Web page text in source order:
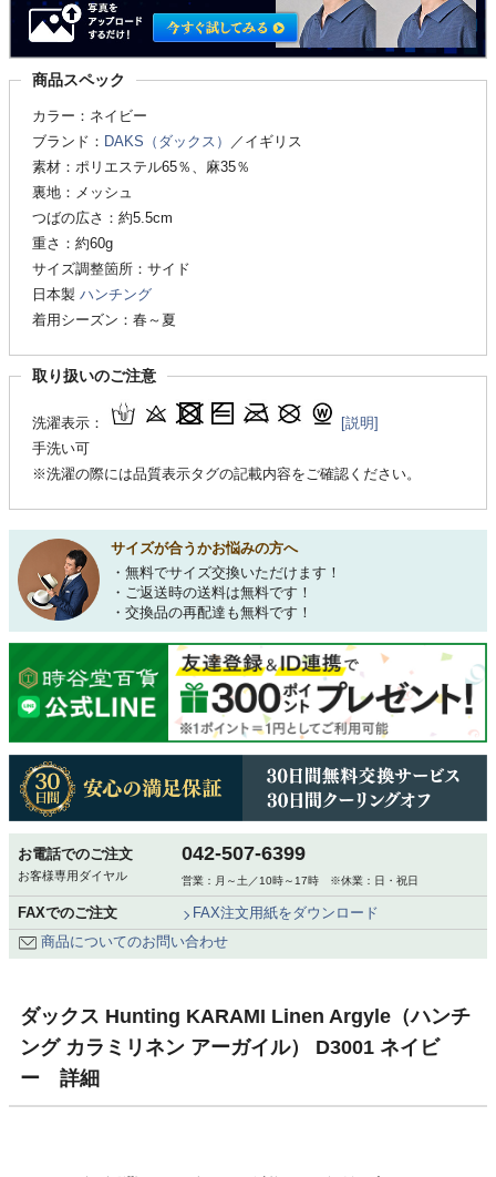
商品スペック
カラー：ネイビー
ブランド： DAKS（ダックス）
／イギリス
素材：ポリエステル65％、麻35％
裏地：メッシュ
つばの広さ：約5.5cm
重さ：約60g
サイズ調整箇所：サイド
日本製 ハンチング
着用シーズン：春～夏
取り扱いのご注意
洗濯表示：
[説明]
手洗い可
※洗濯の際には品質表示タグの記載内容をご確認ください。
サイズが合うかお悩みの方へ
・無料でサイズ交換いただけます！
・ご返送時の送料は無料です！
・交換品の再配達も無料です！
お電話でのご注文
お客様専用ダイヤル
042-507-6399
営業：月～土／10時～17時 ※休業：日・祝日
FAXでのご注文
FAX注文用紙をダウンロード
商品についてのお問い合わせ
ダックス Hunting KARAMI Linen Argyle（ハンチ
ング カラミリネン アーガイル） D3001 ネイビ
ー 詳細